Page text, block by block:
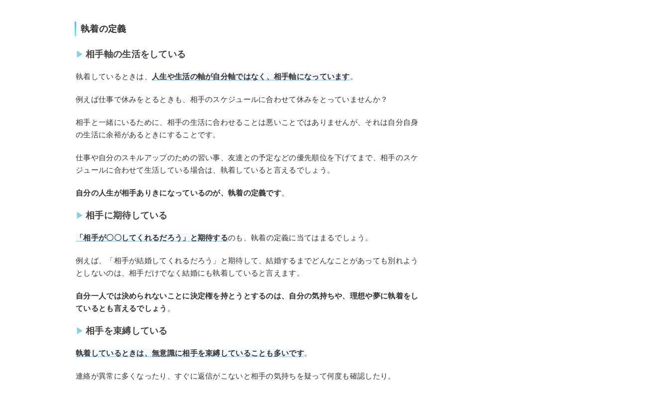
執着の定義
相手軸の生活をしている
執着しているときは、 人生や生活の軸が自分軸ではなく、相手軸になっています。
例えば仕事で休みをとるときも、相手のスケジュールに合わせて休みをとっていませんか？
相手と一緒にいるために、相手の生活に合わせることは悪いことではありませんが、それは自分自身
の生活に余裕があるときにすることです。
仕事や自分のスキルアップのための習い事、友達との予定などの優先順位を下げてまで、相手のスケ
ジュールに合わせて生活している場合は、執着していると言えるでしょう。
自分の人生が相手ありきになっているのが、執着の定義です。
相手に期待している
「相手が〇〇してくれるだろう」と期待するのも、執着の定義に当てはまるでしょう。
例えば、「相手が結婚してくれるだろう」と期待して、結婚するまでどんなことがあっても別れよう
としないのは、相手だけでなく結婚にも執着していると言えます。
自分一人では決められないことに決定権を持とうとするのは、自分の気持ちや、理想や夢に執着をし
ているとも言えるでしょう 。
相手を束縛している
執着しているときは、無意識に相手を束縛していることも多いです。
連絡が異常に多くなったり、すぐに返信がこないと相手の気持ちを疑って何度も確認したり。